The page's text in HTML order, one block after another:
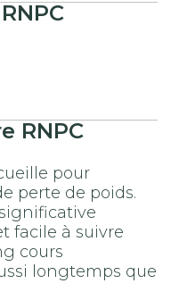
RNPC
pour
perte de poids.
facile à suivre
cours
longtemps que